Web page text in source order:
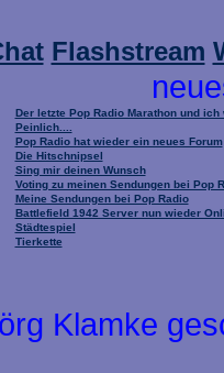
Flashstream
Der letzte Pop Radio Marathon und
Peinlich....
Pop Radio hat wieder ein neues Forum
Die Hitschnipsel
Sing mir deinen Wunsch
Voting zu meinen Sendungen bei Pop
Meine Sendungen bei Pop Radio
Battlefield 1942 Server nun wieder
Städtespiel
Tierkette
Klamke